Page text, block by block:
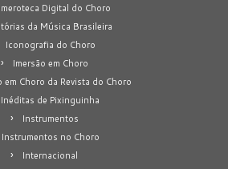
Digital do Choro
da Música Brasileira
Iconografia do Choro
Imersão em Choro
em Choro da Revista do Choro
Inéditas de Pixinguinha
Instrumentos
Instrumentos no Choro
Internacional